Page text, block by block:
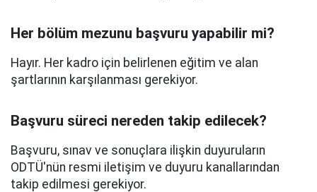
Her bölüm mezunu başvuru yapabilir mi?
Hayır. Her kadro için belirlenen eğitim ve alan
şartlarının karşılanması gerekiyor.
Başvuru süreci nereden takip edilecek?
Başvuru, sınav ve sonuçlara ilişkin duyuruların
ODTÜ'nün resmi iletişim ve duyuru kanallarından
takip edilmesi gerekiyor.